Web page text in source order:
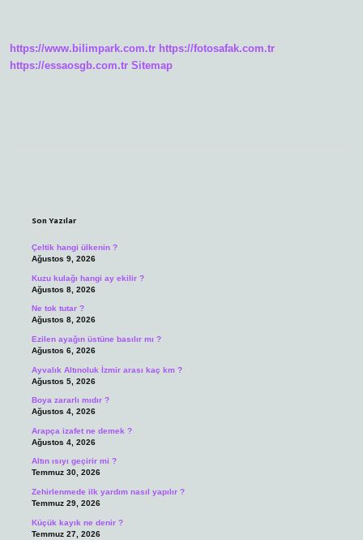
https://www.bilimpark.com.tr https://fotosafak.com.tr
https://essaosgb.com.tr Sitemap
Son Yazılar
Çeltik hangi ülkenin ?
Ağustos 9, 2026
Kuzu kulağı hangi ay ekilir ?
Ağustos 8, 2026
Ne tok tutar ?
Ağustos 8, 2026
Ezilen ayağın üstüne basılır mı ?
Ağustos 6, 2026
Ayvalık Altınoluk İzmir arası kaç km ?
Ağustos 5, 2026
Boya zararlı mıdır ?
Ağustos 4, 2026
Arapça izafet ne demek ?
Ağustos 4, 2026
Altın ısıyı geçirir mi ?
Temmuz 30, 2026
Zehirlenmede ilk yardım nasıl yapılır ?
Temmuz 29, 2026
Küçük kayık ne denir ?
Temmuz 27, 2026